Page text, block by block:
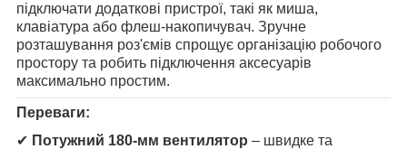
підключати додаткові пристрої, такі як миша,
клавіатура або флеш-накопичувач. Зручне
розташування роз'ємів спрощує організацію робочого
простору та робить підключення аксесуарів
максимально простим.
Переваги:
✔ Потужний 180-мм вентилятор – швидке та